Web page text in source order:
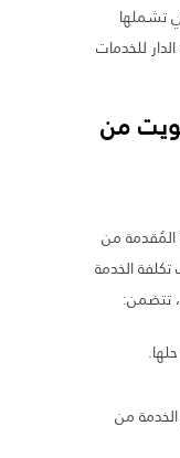
تشملها
للخدمات
من
المُقدمة من
الخدمة
تتضمن:
الخدمة من